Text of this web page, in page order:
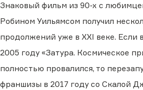
Знаковый фильм из 90-х с
Робином Уильямсом получил
продолжений уже в XXI веке. Если
2005 году «Затура. Космическое
полностью провалился, то
франшизы в 2017 году со Скалой